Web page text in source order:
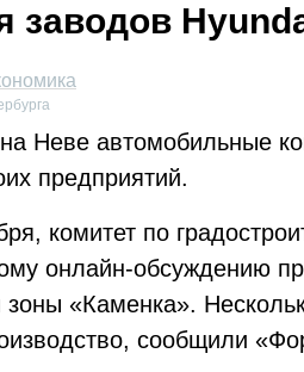
заводов
Неве автомобильные
предприятий.
комитет по
онлайн-обсуждению
зоны «Каменка».
сообщили